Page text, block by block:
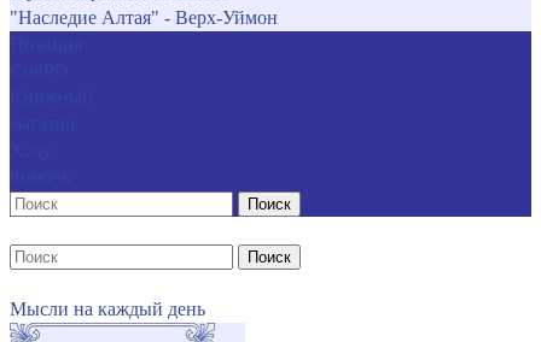
"Наследие Алтая" - Верх-Уймон
Поиск
Поиск
Мысли на каждый день